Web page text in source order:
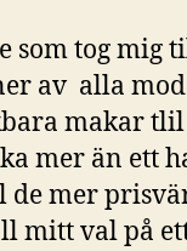
som tog mig
av alla
makar
mer än ett
de mer
mitt val på